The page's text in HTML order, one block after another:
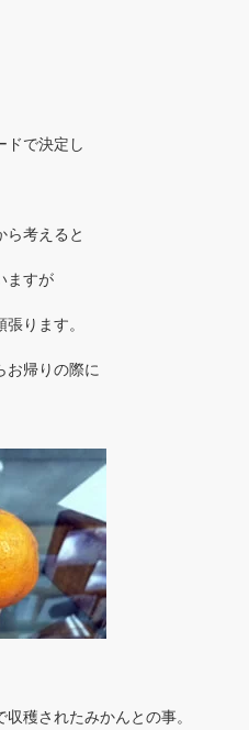
ドで決定し
ら考えると
ますが
ります。
お帰りの際に
穫されたみかんとの事。